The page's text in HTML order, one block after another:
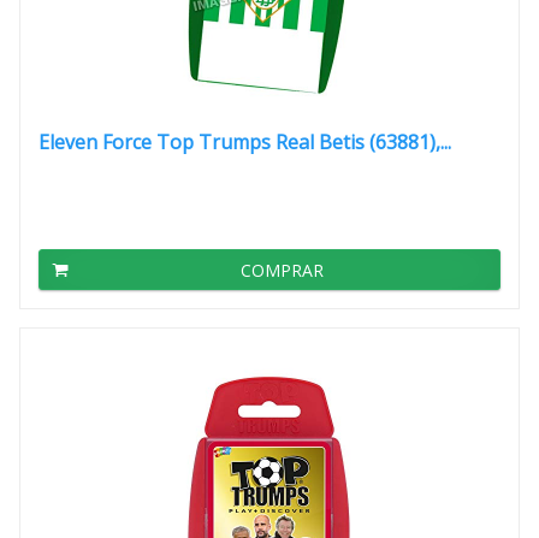
Eleven Force Top Trumps Real Betis (63881),...
COMPRAR